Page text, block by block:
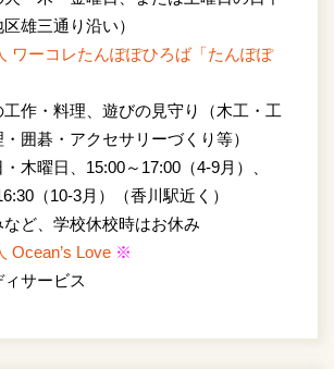
区雄三通り沿い）
ワーコレたんぽぽひろば「たんぽぽ
作・料理、遊びの見守り（木工・工
囲碁・アクセサリーづくり等）
・木曜日、15:00～17:00（4-9月）、
（10-3月）（香川駅近く）
など、学校休校時はお休み
Ocean’s Love ※
サービス